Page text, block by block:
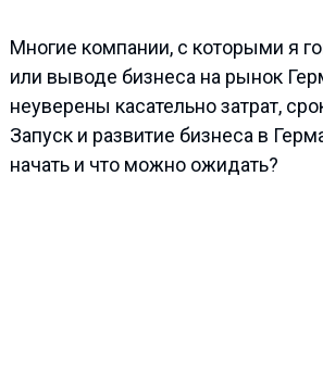
Многие компании, с которыми я
или выводе бизнеса на рынок
неуверены касательно затрат,
Запуск и развитие бизнеса в
начать и что можно ожидать?​